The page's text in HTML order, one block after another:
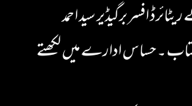
افسر برگیڈیر سید احمد
۔ حساس ادارے میں لکھتے